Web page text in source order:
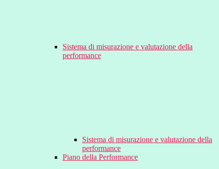
Sistema di misurazione e valutazione della
performance
Sistema di misurazione e valutazione della
performance
Piano della Performance